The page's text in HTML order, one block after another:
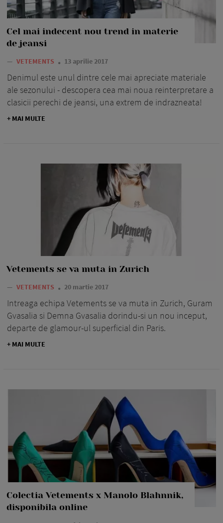
Cel mai indecent nou trend in materie
de jeansi
— VETEMENTS 13 aprilie 2017
Denimul este unul dintre cele mai apreciate materiale
ale sezonului - descopera cea mai noua reinterpretare a
clasicii perechi de jeansi, una extrem de indrazneata!
+ MAI MULTE
Vetements se va muta in Zurich
— VETEMENTS 20 martie 2017
Intreaga echipa Vetements se va muta in Zurich, Guram
Gvasalia si Demna Gvasalia dorindu-si un nou inceput,
departe de glamour-ul superficial din Paris.
+ MAI MULTE
Colectia Vetements x Manolo Blahnnik,
disponibila online